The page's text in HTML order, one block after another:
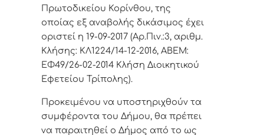
Πρωτοδικείου Κορίνθου, της
οποίας εξ αναβολής δικάσιμος έχει
οριστεί η 19-09-2017 (Αρ.Πιν.:3, αριθμ.
Κλήσης: ΚΛ1224/14-12-2016, ΑΒΕΜ:
ΕΦ49/26-02-2014 Κλήση Διοικητικού
Εφετείου Τρίπολης).
Προκειμένου να υποστηριχθούν τα
συμφέροντα του Δήμου, θα πρέπει
να παραιτηθεί ο Δήμος από το ως